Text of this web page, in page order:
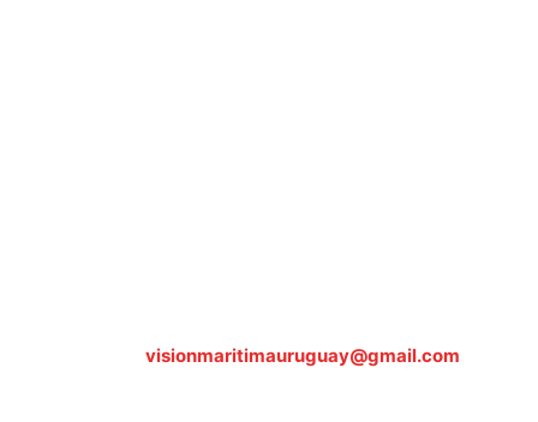
visionmaritimauruguay@gmail.com